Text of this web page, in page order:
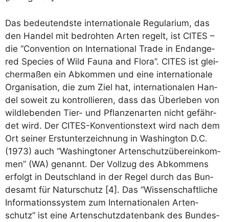
Das bedeu­tends­te inter­na­tio­na­le Regu­la­ri­um, das
den Han­del mit bedroh­ten Arten regelt, ist CITES –
die “Con­ven­ti­on on Inter­na­tio­nal Trade in End­an­ge­
red Spe­ci­es of Wild Fau­na and Flo­ra”. CITES ist glei­
cher­ma­ßen ein Abkom­men und eine inter­na­tio­na­le
Orga­ni­sa­ti­on, die zum Ziel hat, inter­na­tio­na­len Han­
del soweit zu kon­trol­lie­ren, dass das Über­le­ben von
wild­le­ben­den Tier- und Pflan­zen­ar­ten nicht gefähr­
det wird. Der CITES-Kon­ven­ti­ons­text wird nach dem
Ort sei­ner Erst­un­ter­zeich­nung in Washing­ton D.C.
(1973) auch “Washing­to­ner Arten­schutz­über­ein­kom­
men” (WA) genannt. Der Voll­zug des Abkom­mens
erfolgt in Deutsch­land in der Regel durch das Bun­
des­amt für Natur­schutz [4]. Das “Wis­sen­schaft­li­che
Infor­ma­ti­ons­sys­tem zum Inter­na­tio­na­len Arten­
schutz” ist eine Arten­schutz­da­ten­bank des Bun­des­